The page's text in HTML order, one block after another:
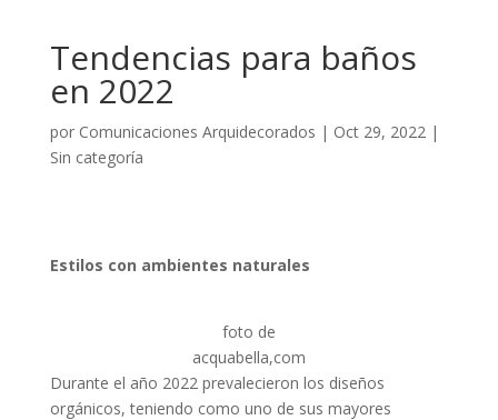
Tendencias para baños
en 2022
por Comunicaciones Arquidecorados | Oct 29, 2022|
Sin categoría
Estilos con ambientes naturales
foto de
acquabella,com
Durante el año 2022 prevalecieron los diseños
orgánicos, teniendo como uno de sus mayores